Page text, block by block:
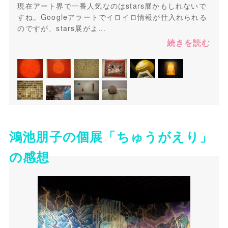
現在アート界で一番人気なのはstars展かもしれないで
すね。Googleアラートでイロイロ情報が仕入れられる
のですが、stars展がよ...
続きを読む
鴻池朋子の個展「ちゅうがえり」
の感想